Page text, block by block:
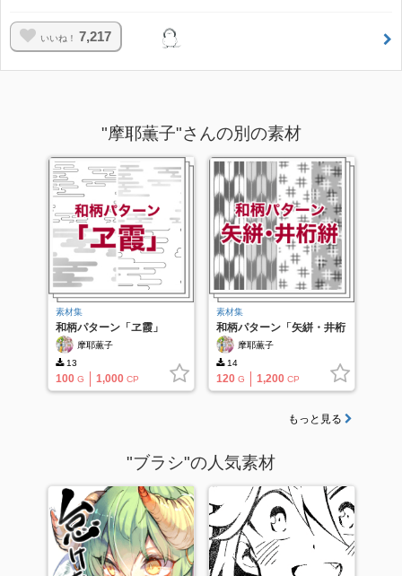
いいね！ 7,217
"摩耶薫子"さんの別の素材
素材集
和柄パターン「ヱ霞」
摩耶薫子
13
100 G 1,000 CP
素材集
和柄パターン「矢絣・井桁
絣」 摩耶薫子
14
120 G 1,200 CP
もっと見る
"ブラシ"の人気素材